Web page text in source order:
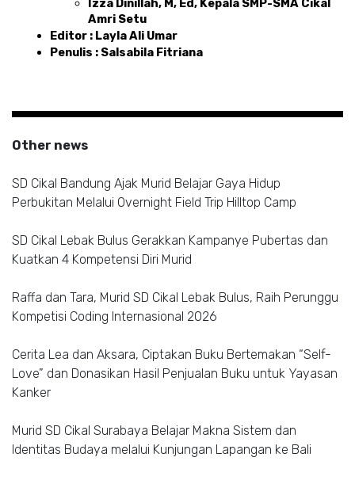
Izza Dinillah, M, Ed, Kepala SMP-SMA Cikal
Amri Setu
Editor : Layla Ali Umar
Penulis : Salsabila Fitriana
Other news
SD Cikal Bandung Ajak Murid Belajar Gaya Hidup
Perbukitan Melalui Overnight Field Trip Hilltop Camp
SD Cikal Lebak Bulus Gerakkan Kampanye Pubertas dan
Kuatkan 4 Kompetensi Diri Murid
Raffa dan Tara, Murid SD Cikal Lebak Bulus, Raih Perunggu
Kompetisi Coding Internasional 2026
Cerita Lea dan Aksara, Ciptakan Buku Bertemakan “Self-
Love” dan Donasikan Hasil Penjualan Buku untuk Yayasan
Kanker
Murid SD Cikal Surabaya Belajar Makna Sistem dan
Identitas Budaya melalui Kunjungan Lapangan ke Bali